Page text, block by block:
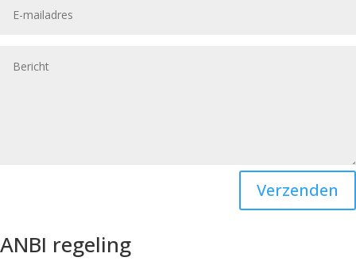
Verzenden
ANBI regeling